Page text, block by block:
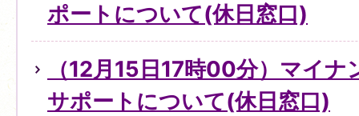
ポートについて(休日窓口)
（12月15日17時00分）マイ
サポートについて(休日窓口)